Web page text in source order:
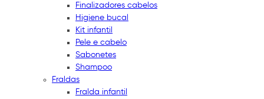
Finalizadores cabelos
Higiene bucal
Kit infantil
Pele e cabelo
Sabonetes
Shampoo
Fraldas
Fralda infantil